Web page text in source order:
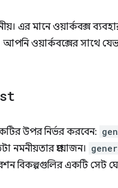
নমনীয়। এর মানে
আপনি ওয়ার্কবক্সের সাথে
উপর নির্ভর করবেন:
নমনীয়তার প্রয়োজন।
বিকল্পগুলির একটি সেট